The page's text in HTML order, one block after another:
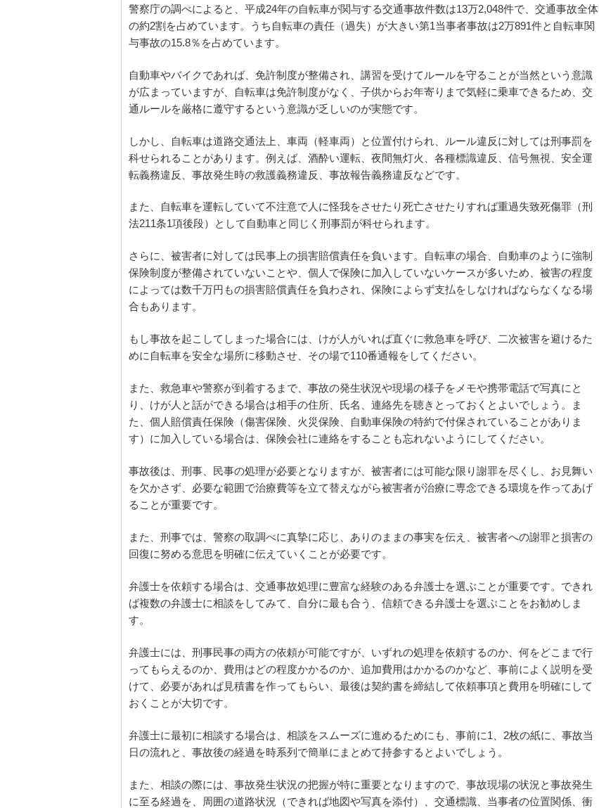
警察庁の調べによると、平成24年の自転車が関与する交通事故件数は13万2,048件で、交通事故全体
の約2割を占めています。うち自転車の責任（過失）が大きい第1当事者事故は2万891件と自転車関
与事故の15.8％を占めています。
自動車やバイクであれば、免許制度が整備され、講習を受けてルールを守ることが当然という意識
が広まっていますが、自転車は免許制度がなく、子供からお年寄りまで気軽に乗車できるため、交
通ルールを厳格に遵守するという意識が乏しいのが実態です。
しかし、自転車は道路交通法上、車両（軽車両）と位置付けられ、ルール違反に対しては刑事罰を
科せられることがあります。例えば、酒酔い運転、夜間無灯火、各種標識違反、信号無視、安全運
転義務違反、事故発生時の救護義務違反、事故報告義務違反などです。
また、自転車を運転していて不注意で人に怪我をさせたり死亡させたりすれば重過失致死傷罪（刑
法211条1項後段）として自動車と同じく刑事罰が科せられます。
さらに、被害者に対しては民事上の損害賠償責任を負います。自転車の場合、自動車のように強制
保険制度が整備されていないことや、個人で保険に加入していないケースが多いため、被害の程度
によっては数千万円もの損害賠償責任を負わされ、保険によらず支払をしなければならなくなる場
合もあります。
もし事故を起こしてしまった場合には、けが人がいれば直ぐに救急車を呼び、二次被害を避けるた
めに自転車を安全な場所に移動させ、その場で110番通報をしてください。
また、救急車や警察が到着するまで、事故の発生状況や現場の様子をメモや携帯電話で写真にと
り、けが人と話ができる場合は相手の住所、氏名、連絡先を聴きとっておくとよいでしょう。ま
た、個人賠償責任保険（傷害保険、火災保険、自動車保険の特約で付保されていることがありま
す）に加入している場合は、保険会社に連絡をすることも忘れないようにしてください。
事故後は、刑事、民事の処理が必要となりますが、被害者には可能な限り謝罪を尽くし、お見舞い
を欠かさず、必要な範囲で治療費等を立て替えながら被害者が治療に専念できる環境を作ってあげ
ることが重要です。
また、刑事では、警察の取調べに真摯に応じ、ありのままの事実を伝え、被害者への謝罪と損害の
回復に努める意思を明確に伝えていくことが必要です。
弁護士を依頼する場合は、交通事故処理に豊富な経験のある弁護士を選ぶことが重要です。できれ
ば複数の弁護士に相談をしてみて、自分に最も合う、信頼できる弁護士を選ぶことをお勧めしま
す。
弁護士には、刑事民事の両方の依頼が可能ですが、いずれの処理を依頼するのか、何をどこまで行
ってもらえるのか、費用はどの程度かかるのか、追加費用はかかるのかなど、事前によく説明を受
けて、必要があれば見積書を作ってもらい、最後は契約書を締結して依頼事項と費用を明確にして
おくことが大切です。
弁護士に最初に相談する場合は、相談をスムーズに進めるためにも、事前に1、2枚の紙に、事故当
日の流れと、事故後の経過を時系列で簡単にまとめて持参するとよいでしょう。
また、相談の際には、事故発生状況の把握が特に重要となりますので、事故現場の状況と事故発生
に至る経過を、周囲の道路状況（できれば地図や写真を添付）、交通標識、当事者の位置関係、衝